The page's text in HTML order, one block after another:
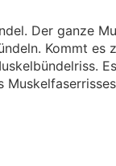
Der ganze
Kommt es